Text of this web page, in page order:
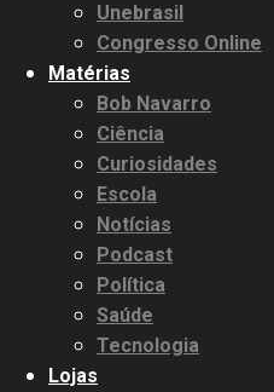
Unebrasil
Congresso Online
Matérias
Bob Navarro
Ciência
Curiosidades
Escola
Notícias
Podcast
Política
Saúde
Tecnologia
Lojas